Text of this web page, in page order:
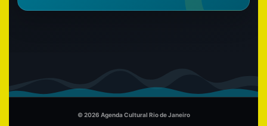
© 2026 Agenda Cultural Rio de Janeiro